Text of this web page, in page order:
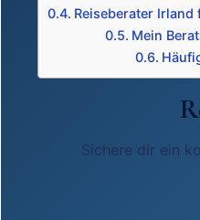
Reiseberater
Mein
Sichere dir ein